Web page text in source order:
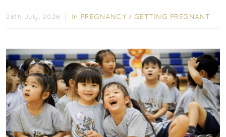
28th July, 2026 ｜ In PREGNANCY / GETTING PREGNANT